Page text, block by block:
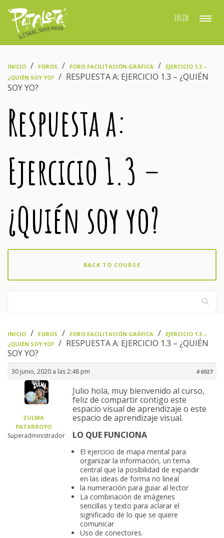
LOGIN
INICIO FOROS FORO FACILITACIÓN GRÁFICA
EJERCICIO 1.3 –
¿QUIÉN SOY YO?
RESPUESTA A: EJERCICIO 1.3 – ¿QUIÉN
SOY YO?
Respuesta a:
Ejercicio 1.3 –
¿Quién soy yo?
BACK TO COURSE
INICIO FOROS FORO FACILITACIÓN GRÁFICA
EJERCICIO 1.3 –
¿QUIÉN SOY YO?
RESPUESTA A: EJERCICIO 1.3 – ¿QUIÉN
SOY YO?
30 junio, 2020 a las 2:48 pm #6927
ZULMA
PATARROYO
Superadministrador
Julio hola, muy bienvenido al curso,
feliz de compartir contigo este
espacio visual de aprendizaje o este
espacio de aprendizaje visual.
LO QUE FUNCIONA
El ejercicio de mapa mental para
organizar la información, un tema
central que la posibilidad de expandir
en las ideas de forma no lineal
la numeración para guiar al lector
La combinación de imágenes
sencillas y texto para aclarar el
significado de lo que se quiere
comunicar
Uso de conectores.